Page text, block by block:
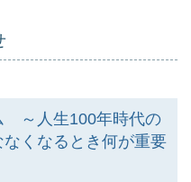
～人生100年時代の
くなるとき何が重要